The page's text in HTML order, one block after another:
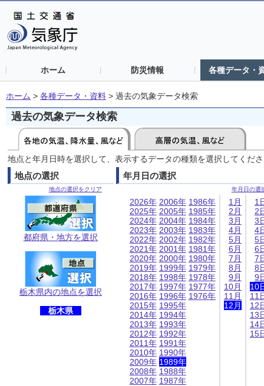
ホーム 防災情報 各種データ・
ホーム > 各種データ・資料 > 過去の気象データ検索
過去の気象データ検索
地点と年月日時を選択して、表示するデータの種類を選択してくだ
地点の選択
地点の選択をクリア
都府県・地方を選択
栃木県内の地点を選択
栃木県
年月日の選択
年月日の選
2026年
2025年
2024年
2023年
2022年
2021年
2020年
2019年
2018年
2017年
2016年
2015年
2014年
2013年
2012年
2011年
2010年
2009年
2008年
2007年
2006年
2005年
2004年
2003年
2002年
2001年
2000年
1999年
1998年
1997年
1996年
1995年
1994年
1993年
1992年
1991年
1990年
1989年
1988年
1987年
1986年
1985年
1984年
1983年
1982年
1981年
1980年
1979年
1978年
1977年
1976年
1月
2月
3月
4月
5月
6月
7月
8月
9月
10月
11月
12月
1
2
3
4
5
6
7
8
9
10
11
12
13
14
15